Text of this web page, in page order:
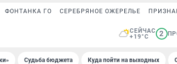
ФОНТАНКА ГО СЕРЕБРЯНОЕ ОЖЕРЕЛЬЕ
СЕЙЧАС
+19°C
2
Судьба бюджета Куда пойти на выходных